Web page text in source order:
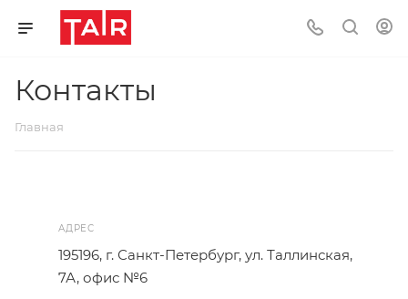
Контакты
Главная
АДРЕС
195196, г. Санкт-Петербург, ул. Таллинская,
7А, офис №6